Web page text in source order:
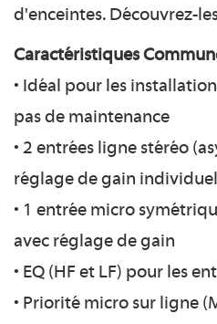
d'enceintes. Découvrez-
Caractéristiques
• Idéal pour les
pas de maintenance
• 2 entrées ligne stéréo
réglage de gain individuel
• 1 entrée micro
avec réglage de gain
• EQ (HF et LF) pour les
• Priorité micro sur ligne